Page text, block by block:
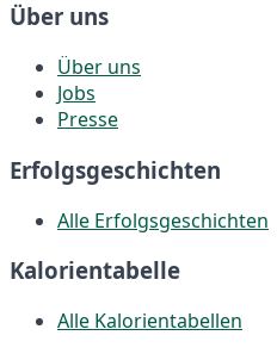
Über uns
Über uns
Jobs
Presse
Erfolgsgeschichten
Alle Erfolgsgeschichten
Kalorientabelle
Alle Kalorientabellen